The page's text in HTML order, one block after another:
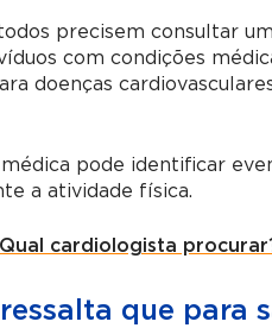
precisem consultar
com condições
doenças
pode identificar
a atividade física.
Qual cardiologista
ressalta que para